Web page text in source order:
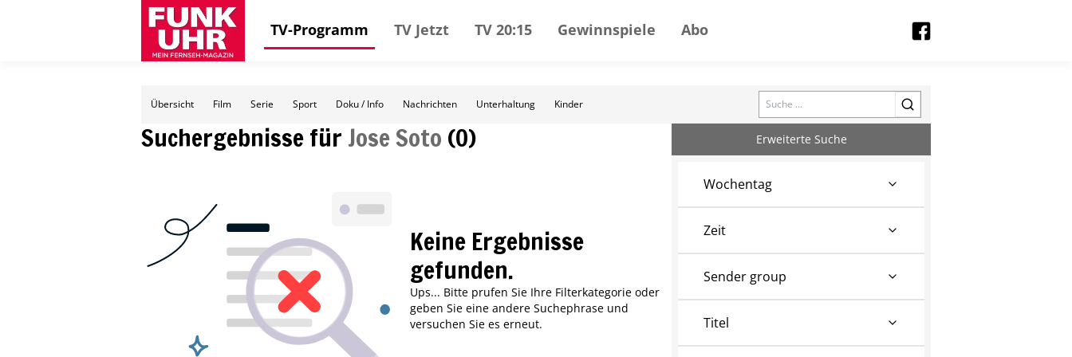
TV-Programm TV Jetzt TV 20:15 Gewinnspiele Abo
Übersicht Film Serie Sport Doku / Info Nachrichten Unterhaltung Kinder Search
Suchergebnisse für Jose Soto (0)
Keine Ergebnisse
gefunden.
Ups... Bitte prufen Sie Ihre Filterkategorie oder
geben Sie eine andere Suchephrase und
versuchen Sie es erneut.
Erweiterte Suche
Wochentag
Zeit
Sender group
Titel